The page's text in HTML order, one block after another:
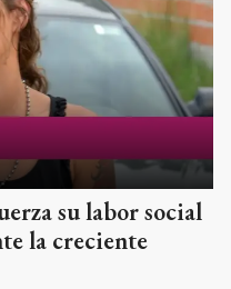
su labor social
la creciente